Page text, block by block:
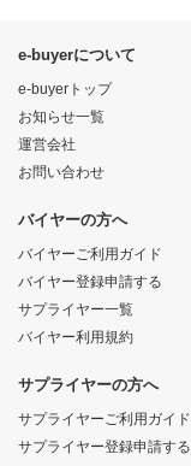
e-buyerについて
e-buyerトップ
お知らせ一覧
運営会社
お問い合わせ
バイヤーの方へ
バイヤーご利用ガイド
バイヤー登録申請する
サプライヤー一覧
バイヤー利用規約
サプライヤーの方へ
サプライヤーご利用ガイド
サプライヤー登録申請する